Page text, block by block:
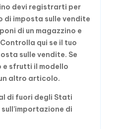
devi registrarti per
di imposta sulle vendite
di un magazzino e
qui se il tuo
sulle vendite. Se
e sfrutti il modello
altro articolo.
di fuori degli Stati
di